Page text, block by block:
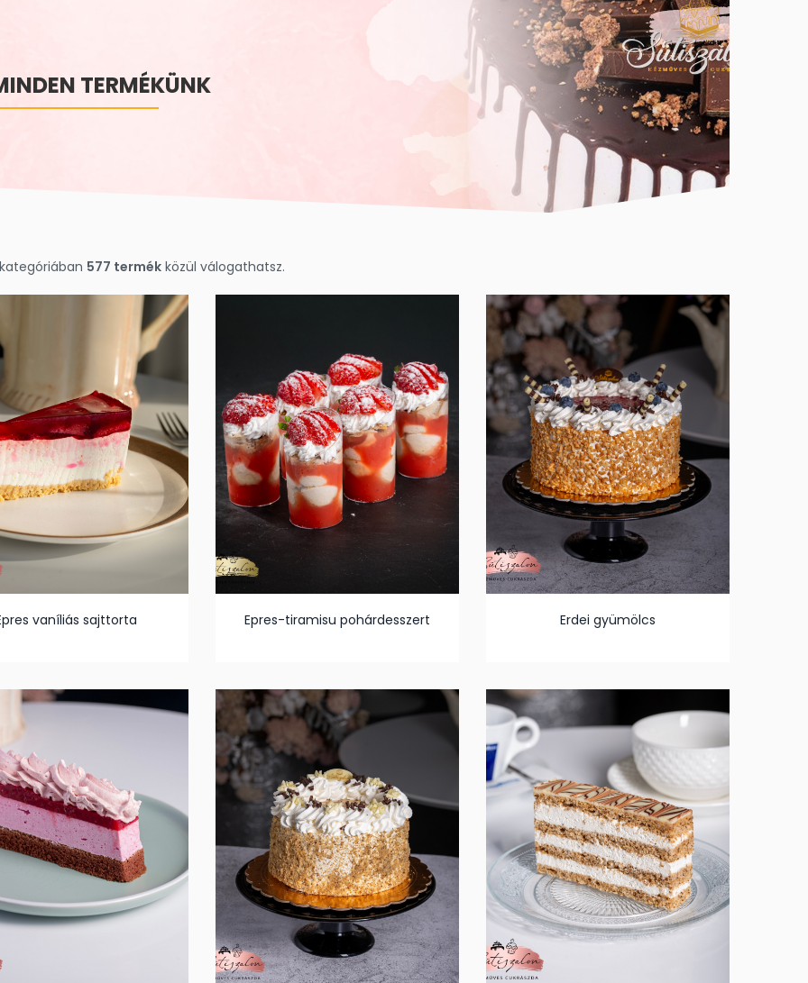
TERMÉKÜNK
577 termék közül válogathatsz.
vaníliás sajttorta Epres-tiramisu pohárdesszert Erdei gyümölcs